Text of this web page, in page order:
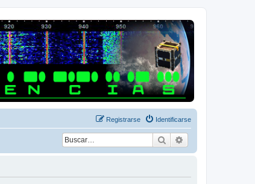
Identificarse
Registrarse
Buscar